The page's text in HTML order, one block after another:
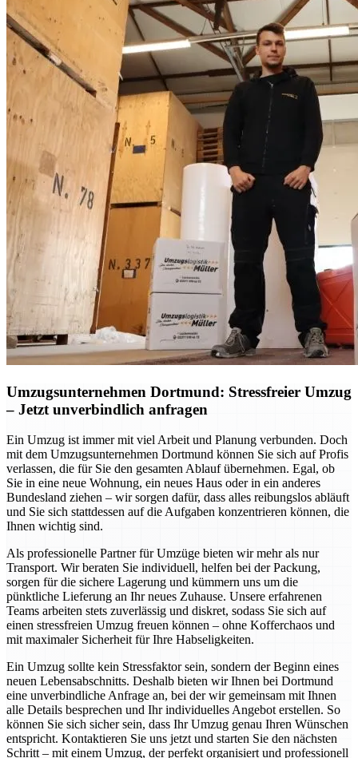
Umzugsunternehmen Dortmund: Stressfreier Umzug
– Jetzt unverbindlich anfragen
Ein Umzug ist immer mit viel Arbeit und Planung verbunden. Doch
mit dem Umzugsunternehmen Dortmund können Sie sich auf Profis
verlassen, die für Sie den gesamten Ablauf übernehmen. Egal, ob
Sie in eine neue Wohnung, ein neues Haus oder in ein anderes
Bundesland ziehen – wir sorgen dafür, dass alles reibungslos abläuft
und Sie sich stattdessen auf die Aufgaben konzentrieren können, die
Ihnen wichtig sind.
Als professionelle Partner für Umzüge bieten wir mehr als nur
Transport. Wir beraten Sie individuell, helfen bei der Packung,
sorgen für die sichere Lagerung und kümmern uns um die
pünktliche Lieferung an Ihr neues Zuhause. Unsere erfahrenen
Teams arbeiten stets zuverlässig und diskret, sodass Sie sich auf
einen stressfreien Umzug freuen können – ohne Kofferchaos und
mit maximaler Sicherheit für Ihre Habseligkeiten.
Ein Umzug sollte kein Stressfaktor sein, sondern der Beginn eines
neuen Lebensabschnitts. Deshalb bieten wir Ihnen bei Dortmund
eine unverbindliche Anfrage an, bei der wir gemeinsam mit Ihnen
alle Details besprechen und Ihr individuelles Angebot erstellen. So
können Sie sich sicher sein, dass Ihr Umzug genau Ihren Wünschen
entspricht. Kontaktieren Sie uns jetzt und starten Sie den nächsten
Schritt – mit einem Umzug, der perfekt organisiert und professionell